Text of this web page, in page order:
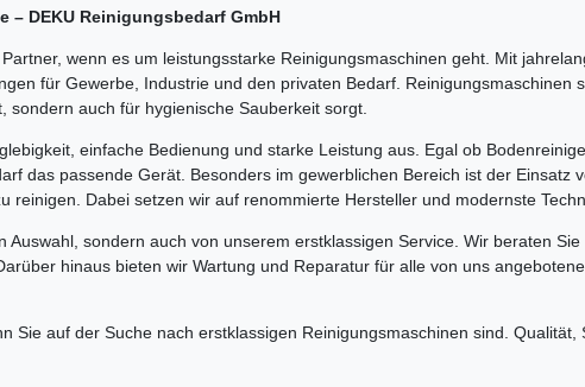
DEKU Reinigungsbedarf GmbH
wenn es um leistungsstarke Reinigungsmaschinen geht. Mit
für Gewerbe, Industrie und den privaten Bedarf. Reinigungsmaschinen
auch für hygienische Sauberkeit sorgt.
einfache Bedienung und starke Leistung aus. Egal ob
das passende Gerät. Besonders im gewerblichen Bereich ist der Einsatz
reinigen. Dabei setzen wir auf renommierte Hersteller und modernste
sondern auch von unserem erstklassigen Service. Wir beraten
hinaus bieten wir Wartung und Reparatur für alle von uns
Sie auf der Suche nach erstklassigen Reinigungsmaschinen sind.